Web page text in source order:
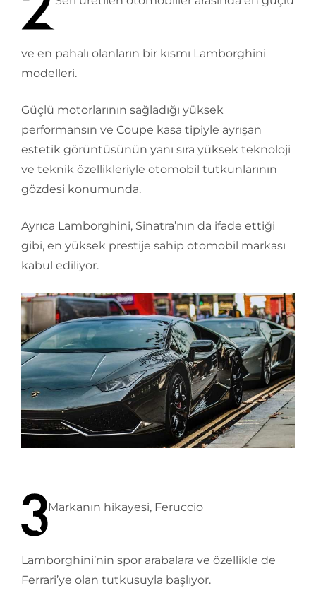
ve en pahalı olanların bir kısmı Lamborghini
modelleri.
Güçlü motorlarının sağladığı yüksek
performansın ve Coupe kasa tipiyle ayrışan
estetik görüntüsünün yanı sıra yüksek teknoloji
ve teknik özellikleriyle otomobil tutkunlarının
gözdesi konumunda.
Ayrıca Lamborghini, Sinatra’nın da ifade ettiği
gibi, en yüksek prestije sahip otomobil markası
kabul ediliyor.
Markanın hikayesi, Feruccio
Lamborghini’nin spor arabalara ve özellikle de
Ferrari’ye olan tutkusuyla başlıyor.